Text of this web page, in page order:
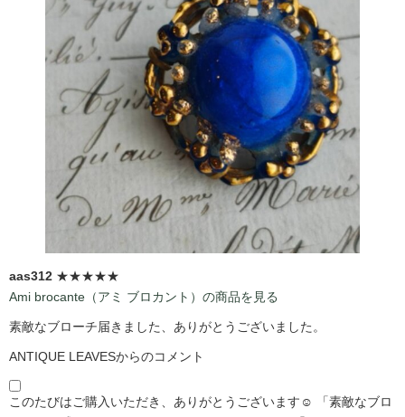
aas312 ★★★★★
Ami brocante（アミ ブロカント）の商品を見る
素敵なブローチ届きました、ありがとうございました。
ANTIQUE LEAVESからのコメント
このたびはご購入いただき、ありがとうございます☺️ 「素敵なブロ